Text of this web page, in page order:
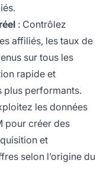
: Contrôlez
affiliés, les taux de
sur tous les
rapide et
plus performants.
les données
pour créer des
et
selon l’origine du